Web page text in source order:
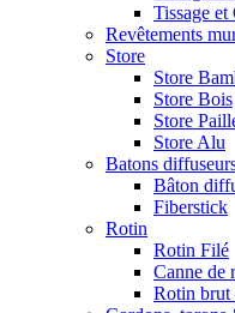
Tissage
Revêtements
Store
Store
Store Bois
Store
Store Alu
Batons
Bâton
Fiberstick
Rotin
Rotin Filé
Canne de
Rotin brut